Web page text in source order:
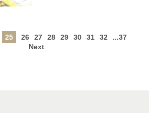
25 26 27 28 29 30 31 32
...37
Next